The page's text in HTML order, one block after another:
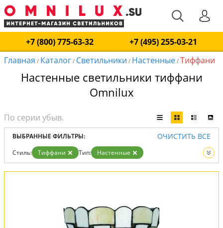
+7 (800) 775-63-32
+7 (495) 255-03-21
Главная / Каталог/ Светильники / Настенные/Тиффани
Настенные светильники тиффани
Omnilux
ВЫБРАННЫЕ ФИЛЬТРЫ: ОЧИСТИТЬ ВСЕ
Стиль: Тиффани Тип:
Настенные
Вид:
Светильники